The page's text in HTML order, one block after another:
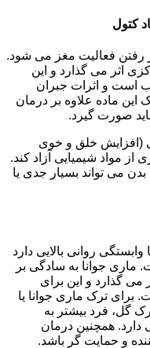
کتول
رفتن فعالیت مغز می شود.
اثر می گذارد و این
است و اثرات جبران
این ماده علاوه بر درمان
صورت گیرد.
(افزایش خلق و خوی
مواد شیمیایی آزاد کند.
می تواند بسیار جدی یا
روانی بالایی دارد
جوانا به سادگی بر
گذارد و این برای
برای ترک ماری جوانا یا
گل، فرد بیشتر به
همچنین درمان
و حمایت گر باشد.